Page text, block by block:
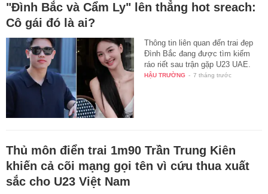
"Đình Bắc và Cẩm Ly" lên thẳng hot sreach:
Cô gái đó là ai?
Thông tin liên quan đến trai đẹp
Đình Bắc đang được tìm kiếm
ráo riết sau trận gặp U23 UAE.
HẬU TRƯỜNG - 7 tháng trước
Thủ môn điển trai 1m90 Trần Trung Kiên
khiến cả cõi mạng gọi tên vì cứu thua xuất
sắc cho U23 Việt Nam